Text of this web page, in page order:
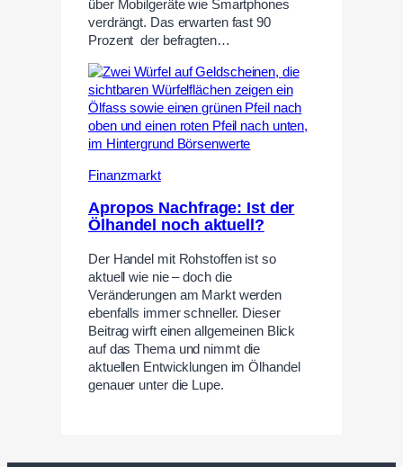
über Mobilgeräte wie Smartphones
verdrängt. Das erwarten fast 90
Prozent der befragten…
Finanzmarkt
Apropos Nachfrage: Ist der
Ölhandel noch aktuell?
Der Handel mit Rohstoffen ist so
aktuell wie nie – doch die
Veränderungen am Markt werden
ebenfalls immer schneller. Dieser
Beitrag wirft einen allgemeinen Blick
auf das Thema und nimmt die
aktuellen Entwicklungen im Ölhandel
genauer unter die Lupe.